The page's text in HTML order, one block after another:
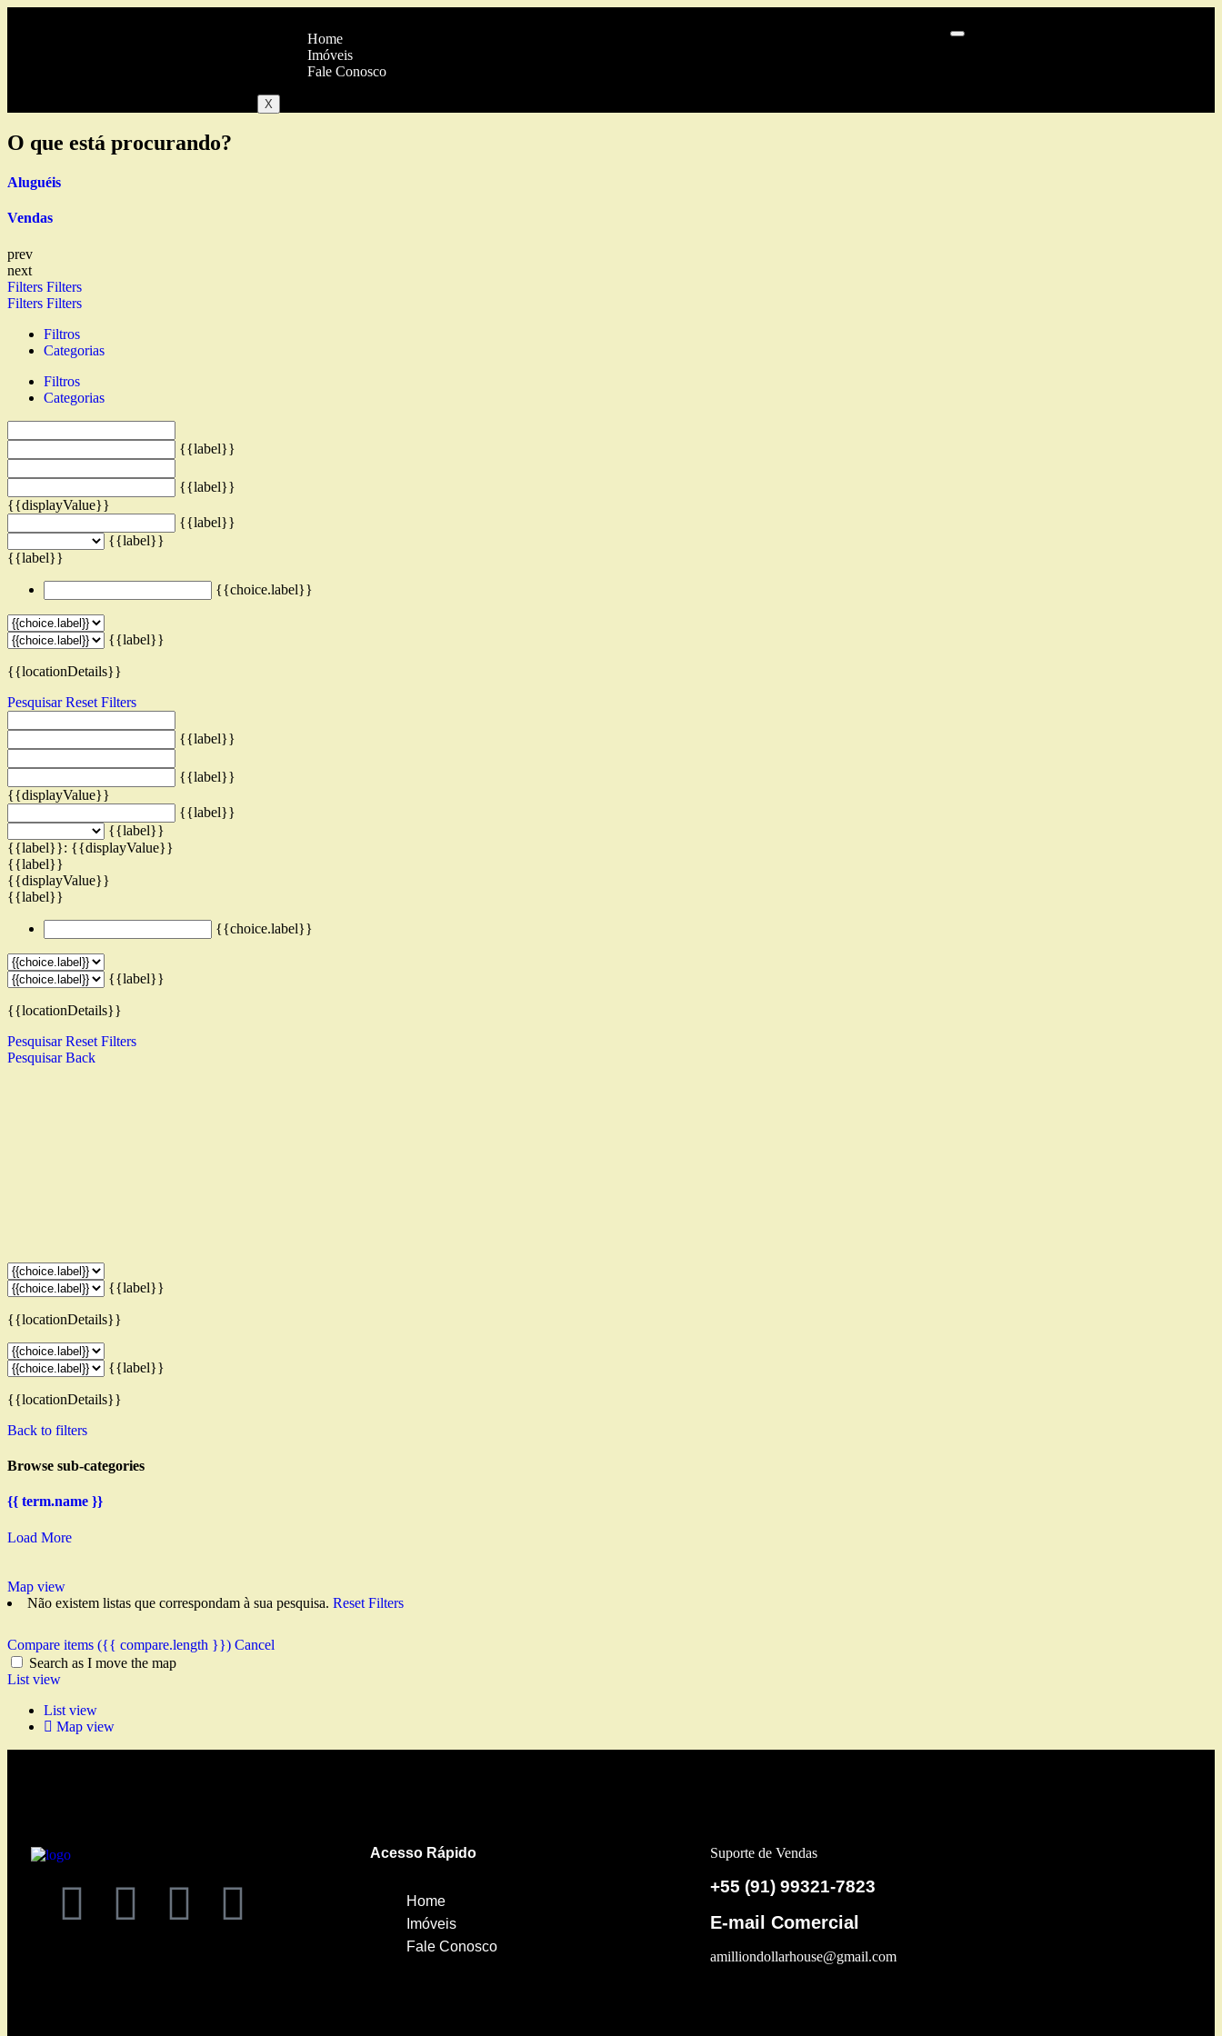
Home
Imóveis
Fale Conosco
X
O que está procurando?
Aluguéis
Vendas
prev
next
Filters Filters
Filters Filters
Filtros
Categorias
Filtros
Categorias
{{label}}
{{label}}
{{displayValue}}
{{label}}
{{label}}
{{label}}
{{choice.label}}
{{label}}
{{locationDetails}}
Pesquisar Reset Filters
{{label}}
{{label}}
{{displayValue}}
{{label}}
{{label}}
{{label}}: {{displayValue}}
{{label}}
{{displayValue}}
{{label}}
{{choice.label}}
{{label}}
{{locationDetails}}
Pesquisar Reset Filters
Pesquisar Back
{{label}}
{{locationDetails}}
{{label}}
{{locationDetails}}
Back to filters
Browse sub-categories
{{ term.name }}
Load More
Map view
Não existem listas que correspondam à sua pesquisa. Reset Filters
Compare items ({{ compare.length }}) Cancel
Search as I move the map
List view
List view
Map view
Acesso Rápido
Home
Imóveis
Fale Conosco
Suporte de Vendas
+55 (91) 99321-7823
E-mail Comercial
amilliondollarhouse@gmail.com